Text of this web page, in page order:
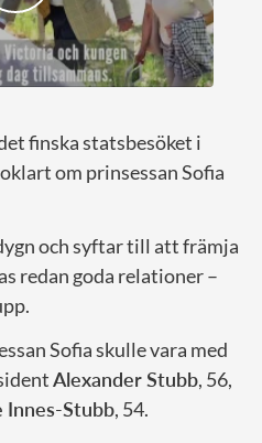
finska statsbesöket i
om prinsessan Sofia
och syftar till att främja
redan goda relationer –
Sofia skulle vara med
Alexander Stubb, 56,
Innes-Stubb, 54.